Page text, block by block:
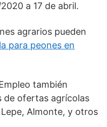
a 17 de abril.
agrarios pueden
para peones en
también
de ofertas agrícolas
Almonte, y otros